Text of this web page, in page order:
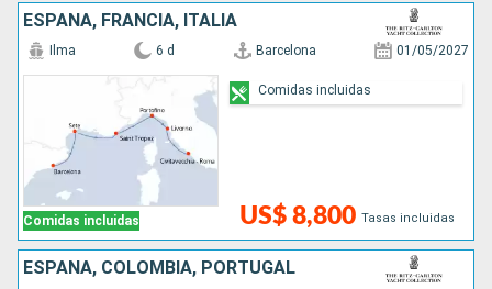
ESPAÑA, FRANCIA, ITALIA
Comidas incluidas
Ilma 6 d Barcelona 01/05/2027
US$ 8,800 Tasas incluidas
Comidas incluidas
ESPAÑA, COLOMBIA, PORTUGAL